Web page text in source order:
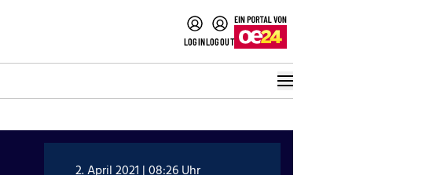
LOGINLOGOUT